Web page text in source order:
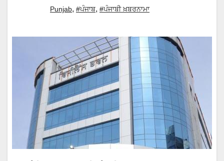
Punjab, #ਪੰਜਾਬ, #ਪੰਜਾਬੀ ਖ਼ਬਰਨਾਮਾ